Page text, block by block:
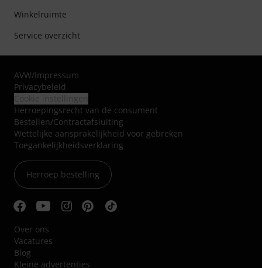
Winkelruimte
Service overzicht
AVW/Impressum
Privacybeleid
Herroepingsrecht van de consument
Bestellen/Contractafsluiting
Wettelijke aansprakelijkheid voor gebreken
Toegankelijkheidsverklaring
Herroep bestelling
Over ons
Vacatures
Blog
Kleine advertenties